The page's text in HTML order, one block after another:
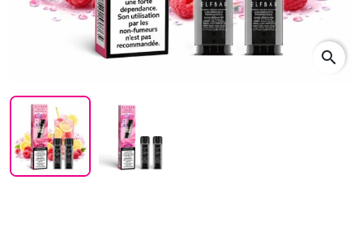
search